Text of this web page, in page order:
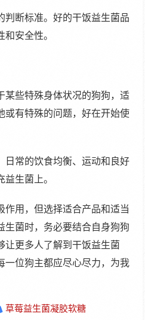
断标准。好的干饭益生菌品
安全性。
某些特殊身体状况的狗狗，适
或有特殊的问题，好在开始使
日常的饮食均衡、运动和良好
生菌上。
用，但选择适合产品和适当
生菌时，务必要结合自身狗狗
让更多人了解到干饭益生菌
一位狗主都应尽心尽力，为我
草莓益生菌凝胶软糖